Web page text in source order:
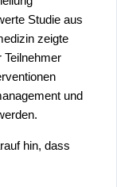
Studie aus
zeigte
Teilnehmer
und
hin, dass